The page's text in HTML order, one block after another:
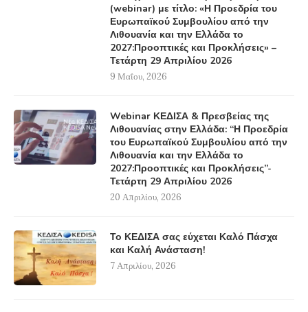
(webinar) με τίτλο: «Η Προεδρία του
Ευρωπαϊκού Συμβουλίου από την
Λιθουανία και την Ελλάδα το
2027:Προοπτικές και Προκλήσεις» –
Τετάρτη 29 Απριλίου 2026
9 Μαΐου, 2026
Webinar ΚΕΔΙΣΑ & Πρεσβείας της
Λιθουανίας στην Ελλάδα: “Η Προεδρία
του Ευρωπαϊκού Συμβουλίου από την
Λιθουανία και την Ελλάδα το
2027:Προοπτικές και Προκλήσεις”-
Τετάρτη 29 Απριλίου 2026
20 Απριλίου, 2026
Το ΚΕΔΙΣΑ σας εύχεται Καλό Πάσχα
και Καλή Ανάσταση!
7 Απριλίου, 2026